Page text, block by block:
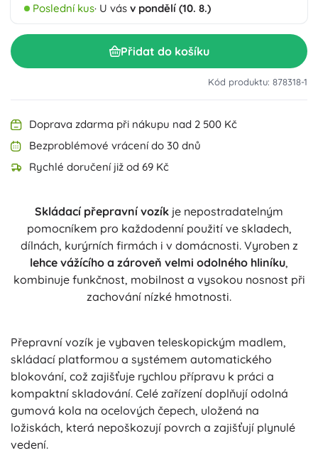
Poslední kus· U vás v pondělí (10. 8.)
Přidat do košíku
Kód produktu: 878318-1
Doprava zdarma při nákupu nad 2 500 Kč
Bezproblémové vrácení do 30 dnů
Rychlé doručení již od 69 Kč
Skládací přepravní vozík je nepostradatelným
pomocníkem pro každodenní použití ve skladech,
dílnách, kurýrních firmách i v domácnosti. Vyroben z
lehce vážícího a zároveň velmi odolného hliníku,
kombinuje funkčnost, mobilnost a vysokou nosnost při
zachování nízké hmotnosti.
Přepravní vozík je vybaven teleskopickým madlem,
skládací platformou a systémem automatického
blokování, což zajišťuje rychlou přípravu k práci a
kompaktní skladování. Celé zařízení doplňují odolná
gumová kola na ocelových čepech, uložená na
ložiskách, která nepoškozují povrch a zajišťují plynulé
vedení.